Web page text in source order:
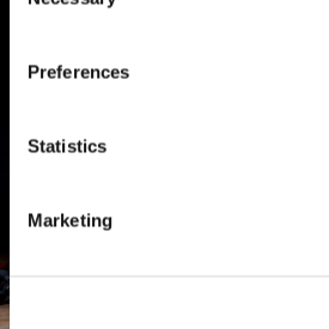
Preferences
Statistics
Marketing